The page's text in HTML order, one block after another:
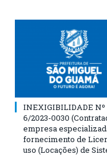
INEXIGIBILIDADE Nº
6/2023-0030
empresa
fornecimento de
uso (Locações) de